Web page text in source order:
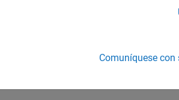
Comuníquese con